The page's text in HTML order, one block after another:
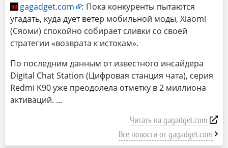
gagadget.com : Пока конкуренты пытаются
угадать, куда дует ветер мобильной моды, Xiaomi
(Сяоми) спокойно собирает сливки со своей
стратегии «возврата к истокам».
По последним данным от известного инсайдера
Digital Chat Station (Цифровая станция чата), серия
Redmi K90 уже преодолела отметку в 2 миллиона
активаций.
Читать на gagadget.com
Все новости от gagadget.com